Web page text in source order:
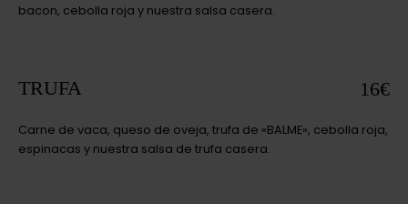
bacon, cebolla roja y nuestra salsa casera.
TRUFA 16€
Carne de vaca, queso de oveja, trufa de «BALME», cebolla roja,
espinacas y nuestra salsa de trufa casera.